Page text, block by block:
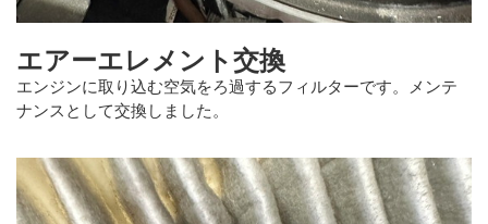
エアーエレメント交換
エンジンに取り込む空気をろ過するフィルターです。メンテ
ナンスとして交換しました。